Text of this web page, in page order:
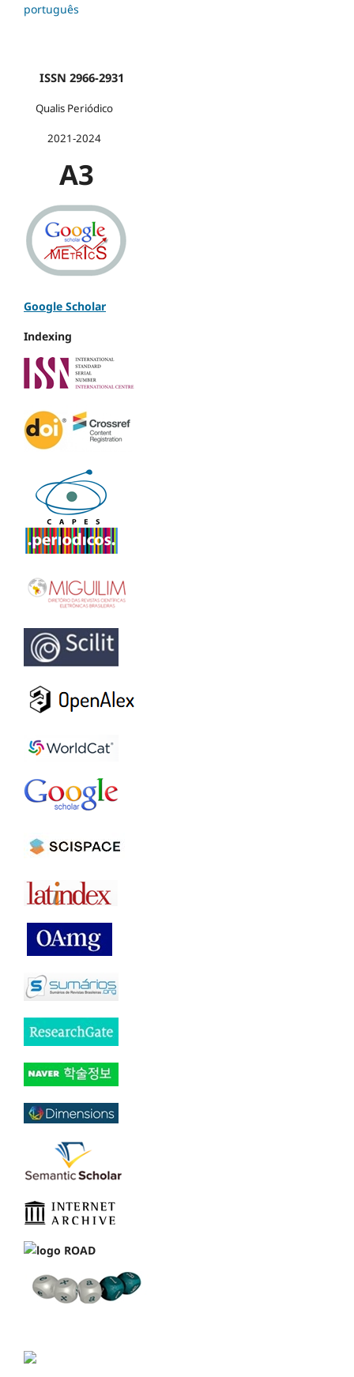
português
ISSN 2966-2931
Qualis Periódico
2021-2024
A3
Google Scholar
Indexing